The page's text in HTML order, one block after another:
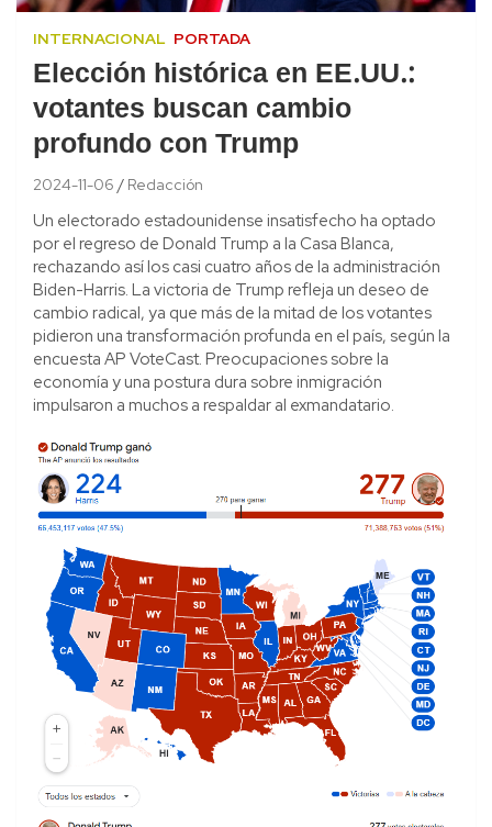
INTERNACIONAL PORTADA
Elección histórica en EE.UU.:
votantes buscan cambio
profundo con Trump
2024-11-06 Redacción
Un electorado estadounidense insatisfecho ha optado
por el regreso de Donald Trump a la Casa Blanca,
rechazando así los casi cuatro años de la administración
Biden-Harris. La victoria de Trump refleja un deseo de
cambio radical, ya que más de la mitad de los votantes
pidieron una transformación profunda en el país, según la
encuesta AP VoteCast. Preocupaciones sobre la
economía y una postura dura sobre inmigración
impulsaron a muchos a respaldar al exmandatario.